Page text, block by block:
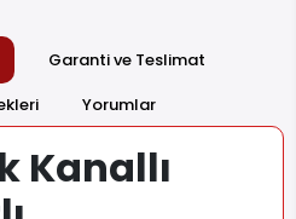
Garanti ve Teslimat
Yorumlar
Kanallı